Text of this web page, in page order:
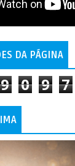
DA PÁGINA
9 0 9 7